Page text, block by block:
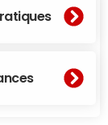
le
Bliaut, DGA
l'instant pas
également